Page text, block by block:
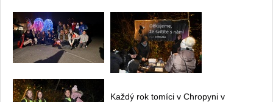
Každý rok tomíci v Chropyni v